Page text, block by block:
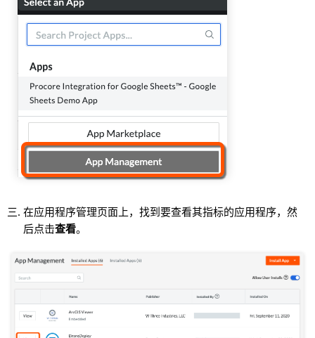
在应用程序管理页面上，找到要查看其指标的应用程序，然
后点击查看。